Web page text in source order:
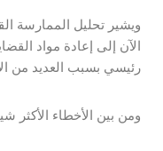
ويشير تحليل الممارسة
الآن إلى إعادة مواد
رئيسي بسبب العديد من
ومن بين الأخطاء الأكثر